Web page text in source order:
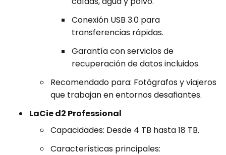
Conexión USB 3.0 para
transferencias rápidas.
Garantía con servicios de
recuperación de datos incluidos.
Recomendado para: Fotógrafos y viajeros
que trabajan en entornos desafiantes.
LaCie d2 Professional
Capacidades: Desde 4 TB hasta 18 TB.
Características principales: